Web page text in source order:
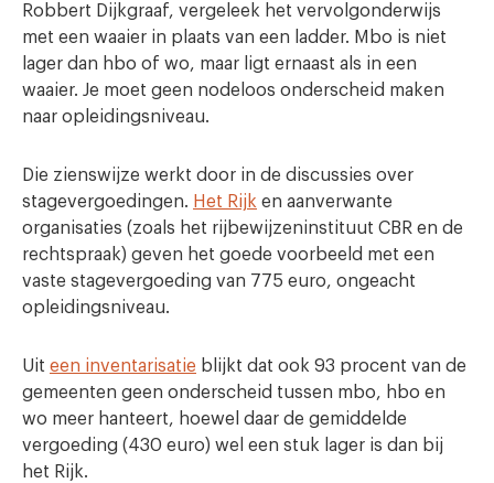
Robbert Dijkgraaf, vergeleek het vervolgonderwijs
met een waaier in plaats van een ladder. Mbo is niet
lager dan hbo of wo, maar ligt ernaast als in een
waaier. Je moet geen nodeloos onderscheid maken
naar opleidingsniveau.
Die zienswijze werkt door in de discussies over
stagevergoedingen. Het Rijk en aanverwante
organisaties (zoals het rijbewijzeninstituut CBR en de
rechtspraak) geven het goede voorbeeld met een
vaste stagevergoeding van 775 euro, ongeacht
opleidingsniveau.
Uit een inventarisatie blijkt dat ook 93 procent van de
gemeenten geen onderscheid tussen mbo, hbo en
wo meer hanteert, hoewel daar de gemiddelde
vergoeding (430 euro) wel een stuk lager is dan bij
het Rijk.